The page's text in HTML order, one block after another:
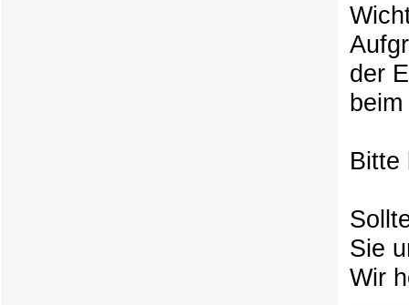
der
Bitte
Sie
Wir